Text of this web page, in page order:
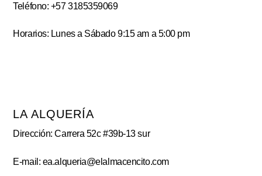
Teléfono: +57 3185359069
Horarios: Lunes a Sábado 9:15 am a 5:00 pm
LA ALQUERÍA
Dirección: Carrera 52c #39b-13 sur
E-mail: ea.alqueria@elalmacencito.com